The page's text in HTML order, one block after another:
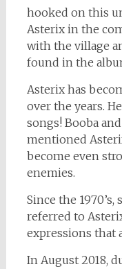
hooked on this
Asterix in the
with the village
found in the
Asterix has
over the years.
songs! Booba
mentioned
become even
enemies.
Since the
referred to
expressions that
In August 2018,